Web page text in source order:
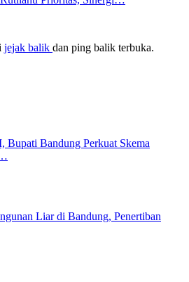
jejak balik dan ping balik terbuka.
Bupati Bandung Perkuat Skema
Liar di Bandung, Penertiban